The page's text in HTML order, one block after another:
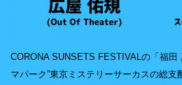
CORONA SUNSETS FESTIVALの「福田
マパーク”東京ミステリーサーカスの総